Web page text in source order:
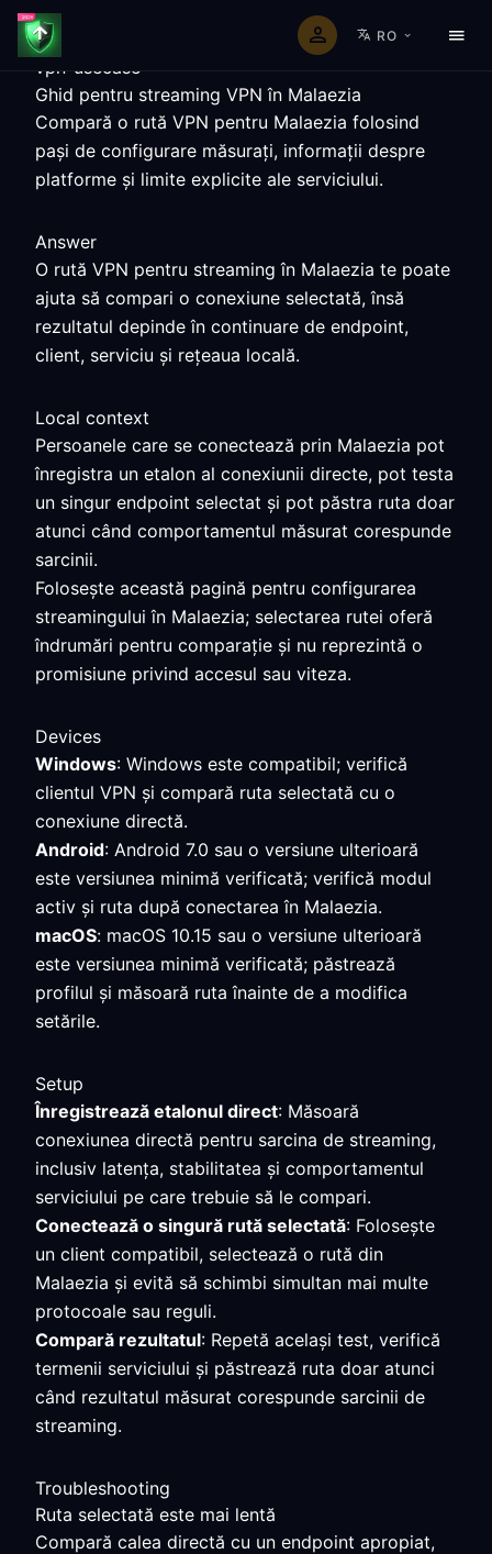
RO
vpn-usecase
Ghid pentru streaming VPN în Malaezia
Compară o rută VPN pentru Malaezia folosind
pași de configurare măsurați, informații despre
platforme și limite explicite ale serviciului.
Answer
O rută VPN pentru streaming în Malaezia te poate
ajuta să compari o conexiune selectată, însă
rezultatul depinde în continuare de endpoint,
client, serviciu și rețeaua locală.
Local context
Persoanele care se conectează prin Malaezia pot
înregistra un etalon al conexiunii directe, pot testa
un singur endpoint selectat și pot păstra ruta doar
atunci când comportamentul măsurat corespunde
sarcinii.
Folosește această pagină pentru configurarea
streamingului în Malaezia; selectarea rutei oferă
îndrumări pentru comparație și nu reprezintă o
promisiune privind accesul sau viteza.
Devices
Windows: Windows este compatibil; verifică
clientul VPN și compară ruta selectată cu o
conexiune directă.
Android: Android 7.0 sau o versiune ulterioară
este versiunea minimă verificată; verifică modul
activ și ruta după conectarea în Malaezia.
macOS: macOS 10.15 sau o versiune ulterioară
este versiunea minimă verificată; păstrează
profilul și măsoară ruta înainte de a modifica
setările.
Setup
Înregistrează etalonul direct: Măsoară
conexiunea directă pentru sarcina de streaming,
inclusiv latența, stabilitatea și comportamentul
serviciului pe care trebuie să le compari.
Conectează o singură rută selectată: Folosește
un client compatibil, selectează o rută din
Malaezia și evită să schimbi simultan mai multe
protocoale sau reguli.
Compară rezultatul: Repetă același test, verifică
termenii serviciului și păstrează ruta doar atunci
când rezultatul măsurat corespunde sarcinii de
streaming.
Troubleshooting
Ruta selectată este mai lentă
Compară calea directă cu un endpoint apropiat,